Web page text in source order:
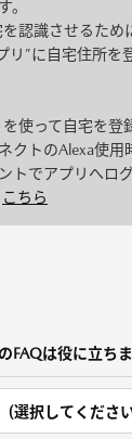
。
認識させるため
リ”に自宅住所を
を使って自宅を登
クトのAlexa使用
トでアプリへロ
こちら
FAQは役に立ち
(選択してくださ